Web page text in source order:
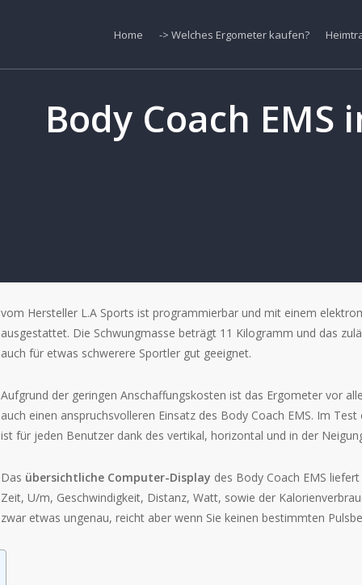
Home -> Welches Ergometer kaufen?
Body Coach EMS
vom Hersteller L.A Sports ist programmierbar und mit einem
ausgestattet. Die Schwungmasse beträgt 11 Kilogramm und das
auch für etwas schwerere Sportler gut geeignet.
Aufgrund der geringen Anschaffungskosten ist das Ergometer vor
auch einen anspruchsvolleren Einsatz des Body Coach EMS. Im
ist für jeden Benutzer dank des vertikal, horizontal und in der
Das übersichtliche Computer-Display des Body Coach EMS
Zeit, U/m, Geschwindigkeit, Distanz, Watt, sowie der
zwar etwas ungenau, reicht aber wenn Sie keinen bestimmten